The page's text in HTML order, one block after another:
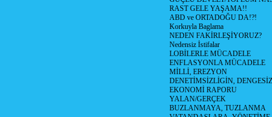
RAST GELE YAŞAMA!!
ABD ve ORTADOĞU DA!?!
Korkuyla Baglama
NEDEN FAKİRLEŞİYORUZ?
Nedensiz İstifalar
LOBİLERLE MÜCADELE
ENFLASYONLA MÜCADELE
MİLLİ, EREZYON
DENETİMSİZLİGİN,
EKONOMİ RAPORU
YALAN/GERÇEK
BUZLANMAYA, TUZLANMA